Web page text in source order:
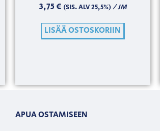
3,75€ (SIS. ALV 25,5%)/ JM
LISÄÄ OSTOSKORIIN
APUA OSTAMISEEN